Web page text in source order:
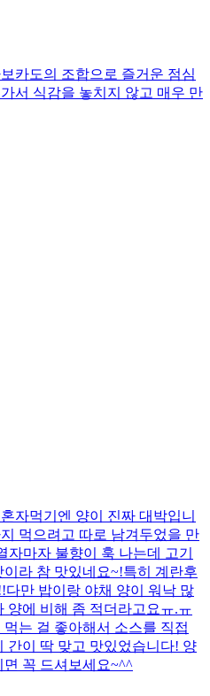
카도의 조합으로 즐거운 점심
서 식감을 놓치지 않고 매우 만
자먹기엔 양이 진짜 대박입니
먹으려고 따로 남겨두었을 만
마자 불향이 훅 나는데 고기
라 참 맛있네요~!특히 계란후
다만 밥이랑 야채 양이 워낙 많
양에 비해 좀 적더라고요ㅠ.ㅠ
는 걸 좋아해서 소스를 직접
간이 딱 맞고 맛있었습니다! 양
꼭 드셔보세요~^^